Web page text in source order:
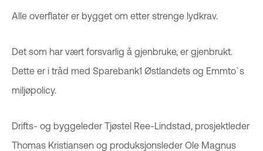
Alle overflater er bygget om etter strenge lydkrav.
Det som har vært forsvarlig å gjenbruke, er gjenbrukt.
Dette er i tråd med Sparebank1 Østlandets og Emmto`s
miljøpolicy.
Drifts- og byggeleder Tjøstel Ree-Lindstad, prosjektleder
Thomas Kristiansen og produksjonsleder Ole Magnus